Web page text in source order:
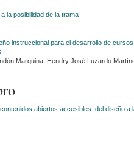
la posibilidad de la trama
instruccional para el desarrollo de
Marquina, Hendry José Luzardo
abiertos accesibles: del diseño a